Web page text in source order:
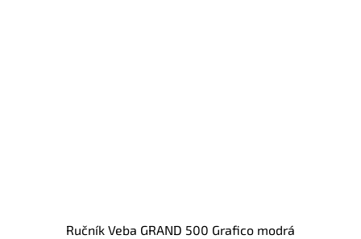
Ručník Veba GRAND 500 Grafico modrá